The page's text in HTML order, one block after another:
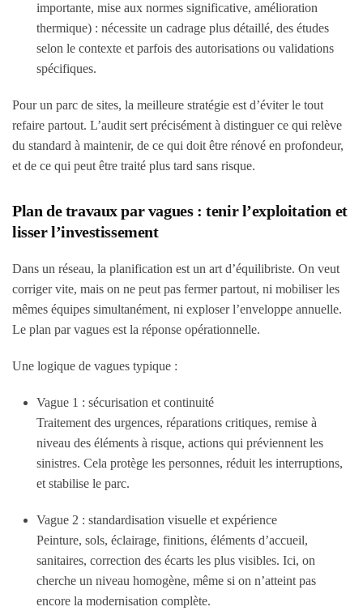
importante, mise aux normes significative, amélioration
thermique) : nécessite un cadrage plus détaillé, des études
selon le contexte et parfois des autorisations ou validations
spécifiques.
Pour un parc de sites, la meilleure stratégie est d’éviter le tout
refaire partout. L’audit sert précisément à distinguer ce qui relève
du standard à maintenir, de ce qui doit être rénové en profondeur,
et de ce qui peut être traité plus tard sans risque.
Plan de travaux par vagues : tenir l’exploitation et
lisser l’investissement
Dans un réseau, la planification est un art d’équilibriste. On veut
corriger vite, mais on ne peut pas fermer partout, ni mobiliser les
mêmes équipes simultanément, ni exploser l’enveloppe annuelle.
Le plan par vagues est la réponse opérationnelle.
Une logique de vagues typique :
Vague 1 : sécurisation et continuité
Traitement des urgences, réparations critiques, remise à
niveau des éléments à risque, actions qui préviennent les
sinistres. Cela protège les personnes, réduit les interruptions,
et stabilise le parc.
Vague 2 : standardisation visuelle et expérience
Peinture, sols, éclairage, finitions, éléments d’accueil,
sanitaires, correction des écarts les plus visibles. Ici, on
cherche un niveau homogène, même si on n’atteint pas
encore la modernisation complète.